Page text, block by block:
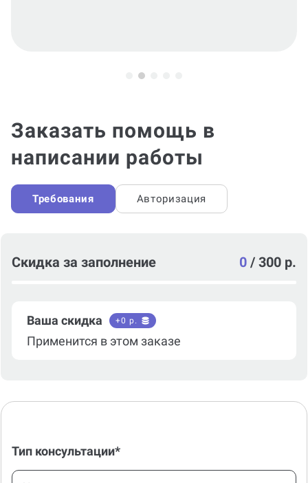
Заказать помощь в
написании работы
Ваша скидка